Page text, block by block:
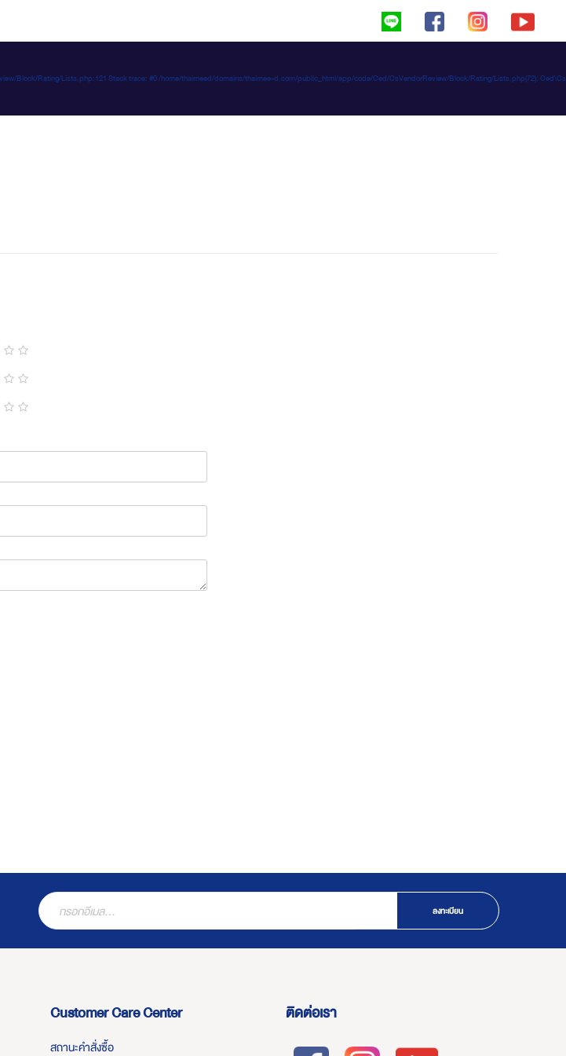
Block/Rating/Lists.php:121 Stack trace: #0 /home/thaimeed/domains/thaimee-d.com/public_html/app/code/Ced/CsVendorReview/Block/Rating/Lists.php(72):
ลงทะเบียน
Customer Care Center
สถานะคำสั่งซื้อ
ติดต่อเรา